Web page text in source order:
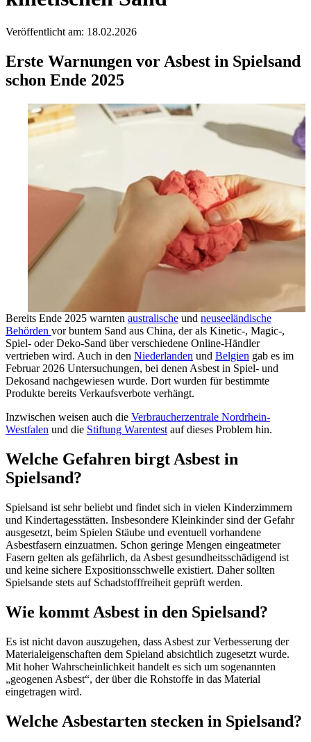
Veröffentlicht am: 18.02.2026
Erste Warnungen vor Asbest in Spielsand
schon Ende 2025
Bereits Ende 2025 warnten australische und neuseeländische
Behörden vor buntem Sand aus China, der als Kinetic-, Magic-,
Spiel- oder Deko-Sand über verschiedene Online-Händler
vertrieben wird. Auch in den Niederlanden und Belgien gab es im
Februar 2026 Untersuchungen, bei denen Asbest in Spiel- und
Dekosand nachgewiesen wurde. Dort wurden für bestimmte
Produkte bereits Verkaufsverbote verhängt.
Inzwischen weisen auch die Verbraucherzentrale Nordrhein-
Westfalen und die Stiftung Warentest auf dieses Problem hin.
Welche Gefahren birgt Asbest in
Spielsand?
Spielsand ist sehr beliebt und findet sich in vielen Kinderzimmern
und Kindertagesstätten. Insbesondere Kleinkinder sind der Gefahr
ausgesetzt, beim Spielen Stäube und eventuell vorhandene
Asbestfasern einzuatmen. Schon geringe Mengen eingeatmeter
Fasern gelten als gefährlich, da Asbest gesundheitsschädigend ist
und keine sichere Expositionsschwelle existiert. Daher sollten
Spielsande stets auf Schadstofffreiheit geprüft werden.
Wie kommt Asbest in den Spielsand?
Es ist nicht davon auszugehen, dass Asbest zur Verbesserung der
Materialeigenschaften dem Spieland absichtlich zugesetzt wurde.
Mit hoher Wahrscheinlichkeit handelt es sich um sogenannten
„geogenen Asbest“, der über die Rohstoffe in das Material
eingetragen wird.
Welche Asbestarten stecken in Spielsand?